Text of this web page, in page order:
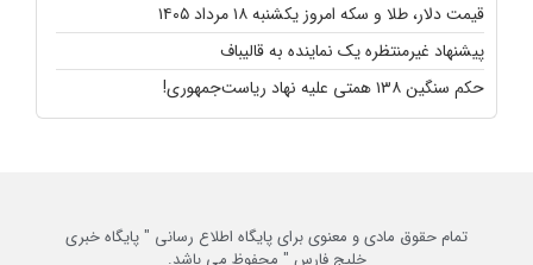
قیمت دلار، طلا و سکه امروز یکشنبه ۱۸ مرداد ۱۴۰۵
پیشنهاد غیرمنتظره یک نماینده به قالیباف
حکم سنگین ۱۳۸ همتی علیه نهاد ریاست‌جمهوری!
تمام حقوق مادی و معنوی برای پایگاه اطلاع رسانی " پایگاه خبری
خلیج فارس " محفوظ می باشد.